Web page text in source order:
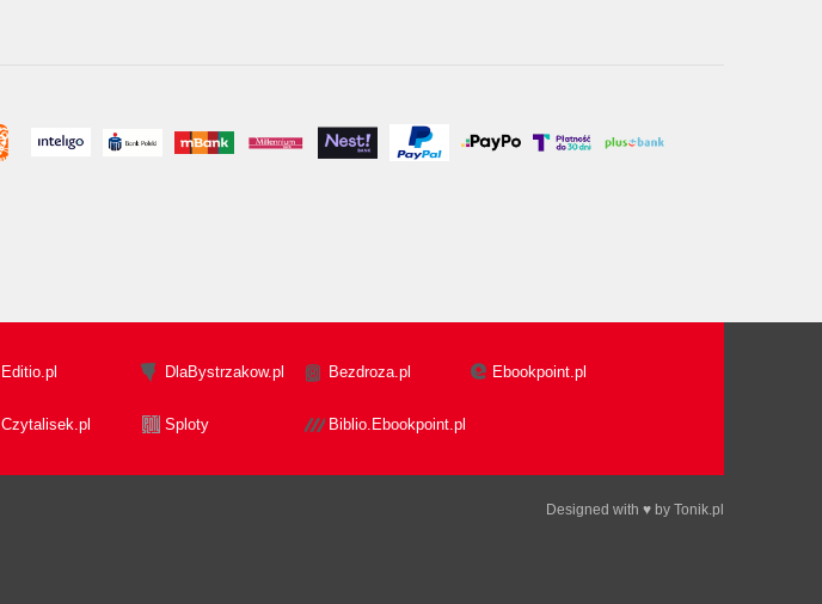
Editio.pl DlaBystrzakow.pl Bezdroza.pl Ebookpoint.pl
Czytalisek.pl Sploty Biblio.Ebookpoint.pl
Designed with ♥ by Tonik.pl